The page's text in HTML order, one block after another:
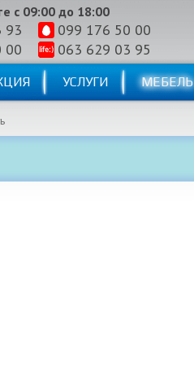
УСЛУГИ МЕБЕЛЬ
с 09:00 до 18:00
93
00
099 176 50 00
063 629 03 95